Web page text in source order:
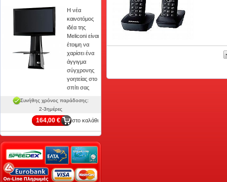
Η νέα
καινοτόμος
ιδέα της
Meliconi είναι
έτοιμη να
χαρίσει ένα
άγγιγμα
σύγχρονης
γοητείας στο
σπίτι σας
Συνήθης χρόνος παράδοσης:
2-3ημέρες
164,00 € στο καλάθι